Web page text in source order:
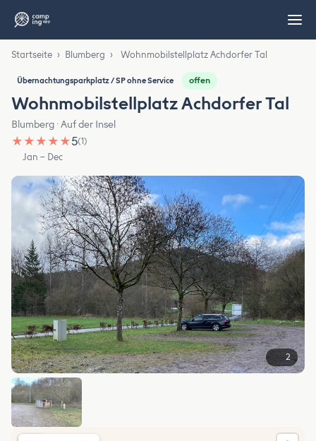
Startseite › Blumberg › Wohnmobilstellplatz Achdorfer Tal
Übernachtungsparkplatz / SP ohne Service offen
Wohnmobilstellplatz Achdorfer Tal
Blumberg · Auf der Insel
★ ★ ★ ★ ★5(1)
Jan – Dec
2